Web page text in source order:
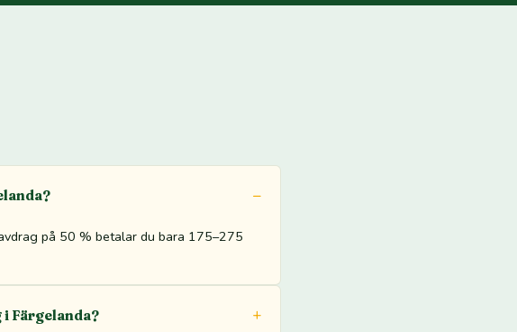
på 50 % betalar du bara 175–275
Färgelanda?